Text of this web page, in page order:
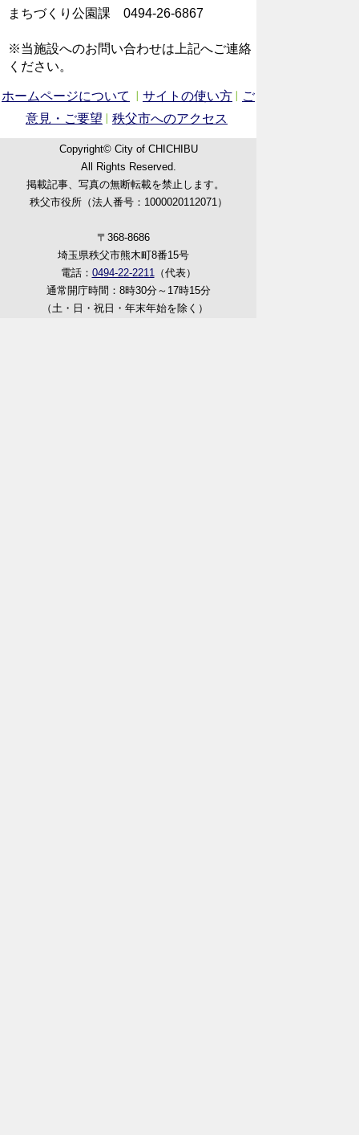
まちづくり公園課 0494‐26‐6867
※当施設へのお問い合わせは上記へご連絡
ください。
ホームページについて サイトの使い方
ご
意見・ご要望
秩父市へのアクセス
Copyright© City of CHICHIBU
All Rights Reserved.
掲載記事、写真の無断転載を禁止します。
秩父市役所（法人番号：1000020112071）
〒368-8686
埼玉県秩父市熊木町8番15号
電話： 0494-22-2211（代表）
通常開庁時間：8時30分～17時15分
（土・日・祝日・年末年始を除く）